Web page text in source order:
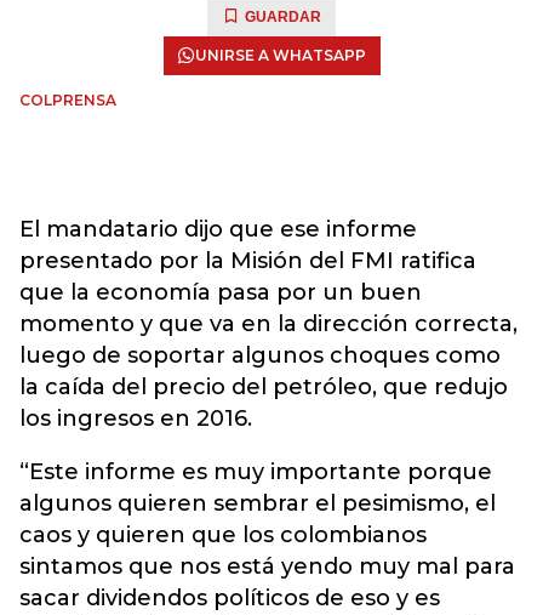
GUARDAR
UNIRSE A WHATSAPP
COLPRENSA
El mandatario dijo que ese informe
presentado por la Misión del FMI ratifica
que la economía pasa por un buen
momento y que va en la dirección correcta,
luego de soportar algunos choques como
la caída del precio del petróleo, que redujo
los ingresos en 2016.
“Este informe es muy importante porque
algunos quieren sembrar el pesimismo, el
caos y quieren que los colombianos
sintamos que nos está yendo muy mal para
sacar dividendos políticos de eso y es